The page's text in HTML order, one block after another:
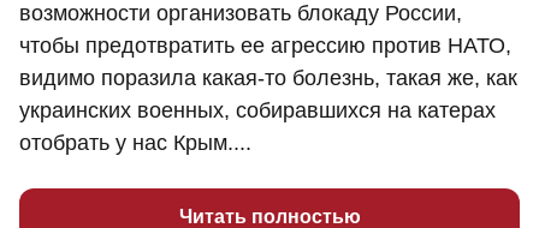
возможности организовать блокаду России,
чтобы предотвратить ее агрессию против НАТО,
видимо поразила какая-то болезнь, такая же, как
украинских военных, собиравшихся на катерах
отобрать у нас Крым....
Читать полностью